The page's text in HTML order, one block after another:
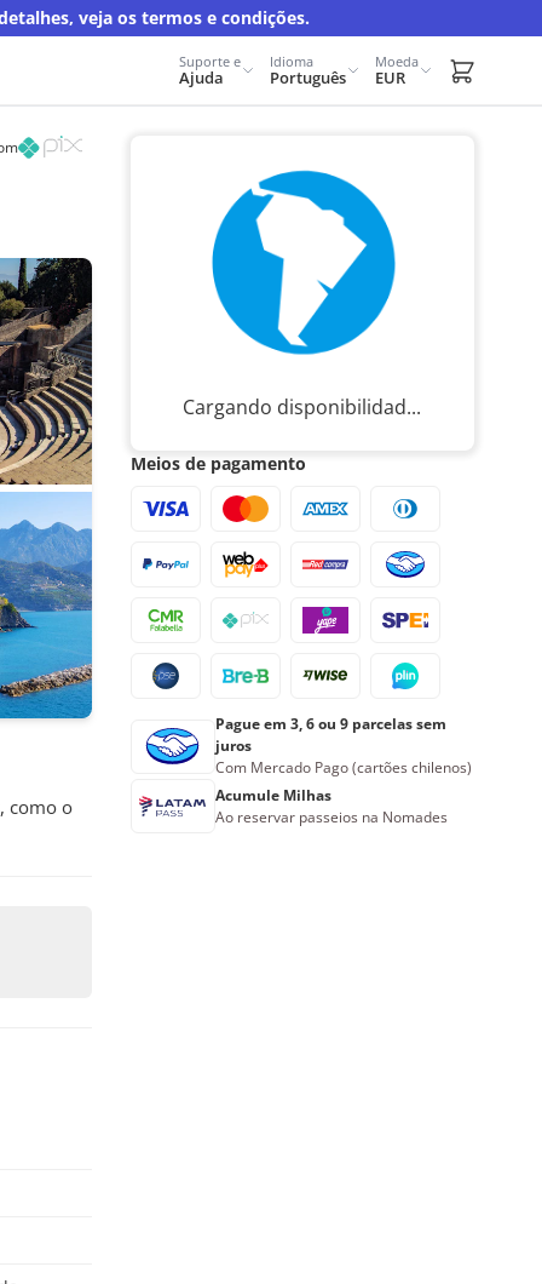
veja os termos e condições.
Suporte e
Ajuda
Idioma
Português
Moeda
EUR Carrito
como o
Cargando disponibilidad...
Meios de pagamento
Pague em 3, 6 ou 9 parcelas sem
juros
Com Mercado Pago (cartões chilenos)
Acumule Milhas
Ao reservar passeios na Nomades